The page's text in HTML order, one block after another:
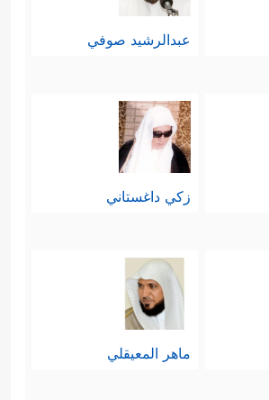
عبدالرشيد صوفي
زكي داغستاني
ماهر المعيقلي